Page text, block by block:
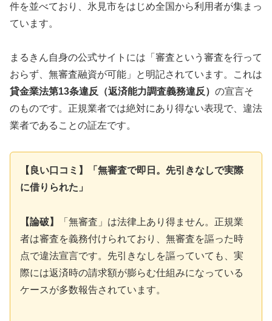
件を並べており、氷見市をはじめ全国から利用者が集まっ
ています。
まるきん自身の公式サイトには「審査という審査を行って
おらず、無審査融資が可能」と明記されています。これは
貸金業法第13条違反（返済能力調査義務違反） の宣言そ
のものです。正規業者では絶対にあり得ない表現で、違法
業者であることの証左です。
【良い口コミ】「無審査で即日。先引きなしで実際
に借りられた」
【論破】
「無審査」は法律上あり得ません。正規業
者は審査を義務付けられており、無審査を謳った時
点で違法宣言です。先引きなしを謳っていても、実
際には返済時の請求額が膨らむ仕組みになっている
ケースが多数報告されています。